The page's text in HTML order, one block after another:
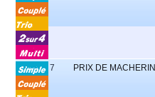
7 PRIX DE MACHERIN